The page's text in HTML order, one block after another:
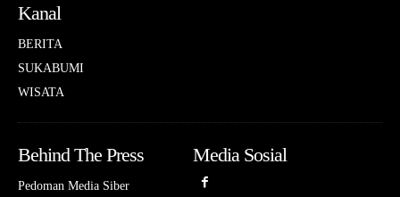
Kanal
BERITA
SUKABUMI
WISATA
Behind The Press
Pedoman Media Siber
Media Sosial